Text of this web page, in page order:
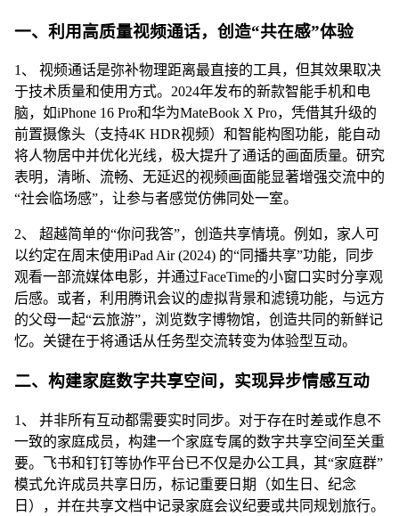
一、利用高质量视频通话，创造“共在感”体验
1、 视频通话是弥补物理距离最直接的工具，但其效果取决
于技术质量和使用方式。2024年发布的新款智能手机和电
脑，如iPhone 16 Pro和华为MateBook X Pro，凭借其升级的
前置摄像头（支持4K HDR视频）和智能构图功能，能自动
将人物居中并优化光线，极大提升了通话的画面质量。研究
表明，清晰、流畅、无延迟的视频画面能显著增强交流中的
“社会临场感”，让参与者感觉仿佛同处一室。
2、 超越简单的“你问我答”，创造共享情境。例如，家人可
以约定在周末使用iPad Air (2024) 的“同播共享”功能，同步
观看一部流媒体电影，并通过FaceTime的小窗口实时分享观
后感。或者，利用腾讯会议的虚拟背景和滤镜功能，与远方
的父母一起“云旅游”，浏览数字博物馆，创造共同的新鲜记
忆。关键在于将通话从任务型交流转变为体验型互动。
二、构建家庭数字共享空间，实现异步情感互动
1、 并非所有互动都需要实时同步。对于存在时差或作息不
一致的家庭成员，构建一个家庭专属的数字共享空间至关重
要。飞书和钉钉等协作平台已不仅是办公工具，其“家庭群”
模式允许成员共享日历，标记重要日期（如生日、纪念
日），并在共享文档中记录家庭会议纪要或共同规划旅行。